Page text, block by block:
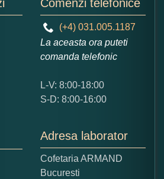
acestui produs?
5
din imagine:
Comenzi telefonice
(+4) 031.005.1187
La aceasta ora puteti
comanda telefonic
L-V: 8:00-18:00
S-D: 8:00-16:00
Adresa laborator
Cofetaria ARMAND
Bucuresti